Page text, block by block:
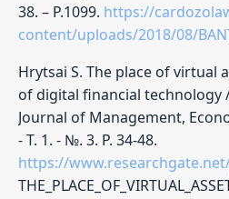
38. – P.1099. https://
content/uploads/2018/08/
Hrytsai S. The place of virtual
of digital financial technology
Journal of Management,
- Т. 1. - №. 3. P. 34-48.
https://www.researchgate.net/